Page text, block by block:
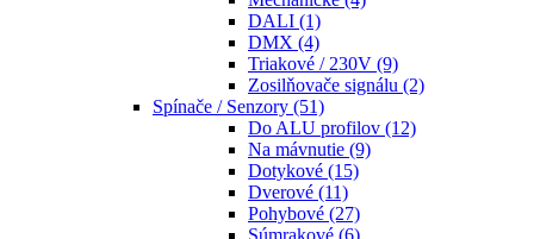
DALI (1)
DMX (4)
Triakové / 230V (9)
Zosilňovače signálu (2)
Spínače / Senzory (51)
Do ALU profilov (12)
Na mávnutie (9)
Dotykové (15)
Dverové (11)
Pohybové (27)
Súmrakové (6)